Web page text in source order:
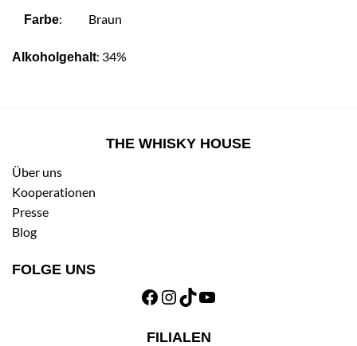
Farbe: Braun
Alkoholgehalt: 34%
THE WHISKY HOUSE
Über uns
Kooperationen
Presse
Blog
FOLGE UNS
Facebook
Instagram
TikTokYouTube
FILIALEN